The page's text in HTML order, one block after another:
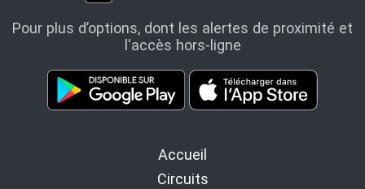
Pour plus d’options, dont les alertes de proximité et
l'accès hors-ligne
Accueil
Circuits